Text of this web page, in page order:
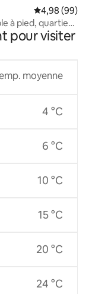
Note
4,98 (99)
à pied, quartier
pour visiter
moyenne
4 °C
6 °C
10 °C
15 °C
20 °C
24 °C